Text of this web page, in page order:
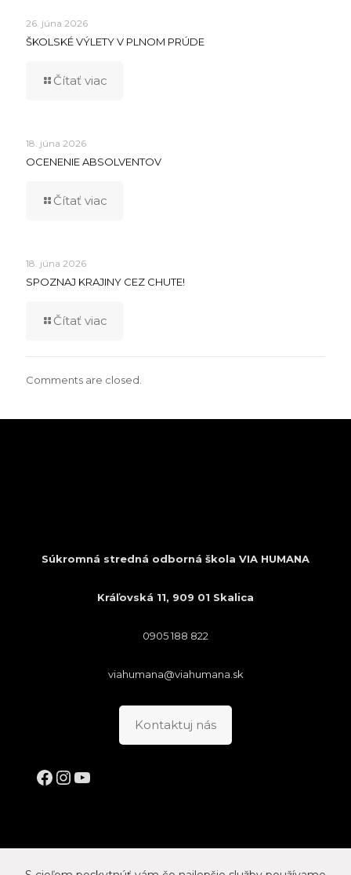
26. júna 2026
ŠKOLSKÉ VÝLETY V PLNOM PRÚDE
Čítať viac
18. júna 2026
OCENENIE ABSOLVENTOV
Čítať viac
18. júna 2026
SPOZNAJ KRAJINY CEZ CHUTE!
Čítať viac
Comments are closed.
Súkromná stredná odborná škola VIA HUMANA
Kráľovská 11, 909 01 Skalica
0905 188 822
viahumana@viahumana.sk
Kontaktuj nás
Facebook
Instagram
YouTube